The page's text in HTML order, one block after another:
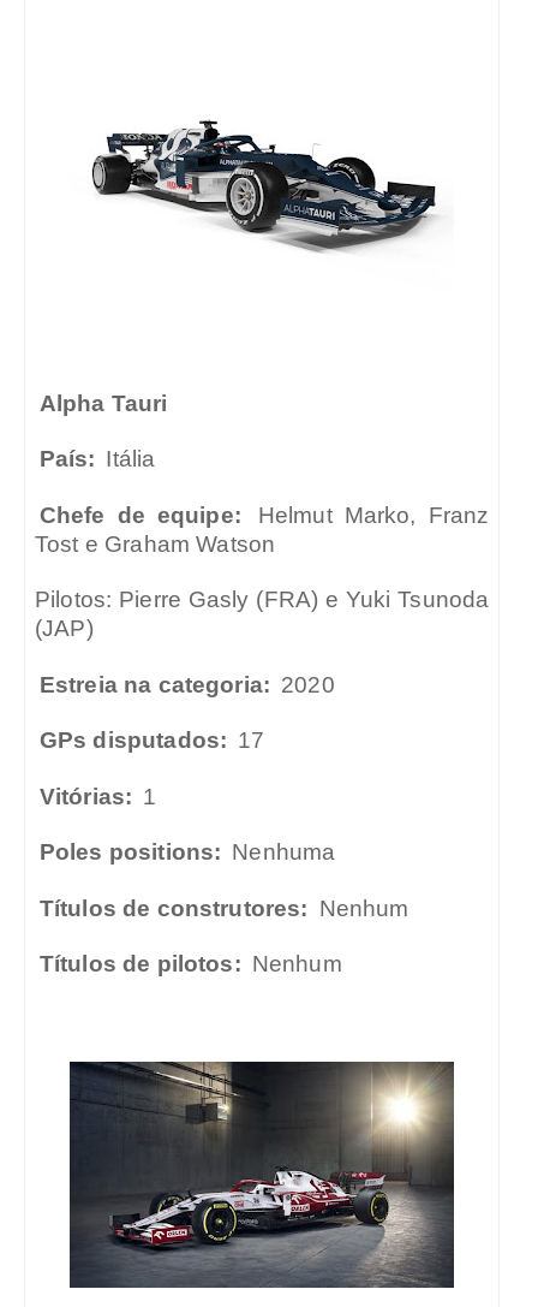
Alpha Tauri
País: Itália
Chefe de equipe:
Helmut Marko, Franz
Tost e Graham Watson
Pilotos: Pierre Gasly (FRA) e Yuki Tsunoda
(JAP)
Estreia na categoria: 2020
GPs disputados: 17
Vitórias: 1
Poles positions: Nenhuma
Títulos de construtores: Nenhum
Títulos de pilotos: Nenhum